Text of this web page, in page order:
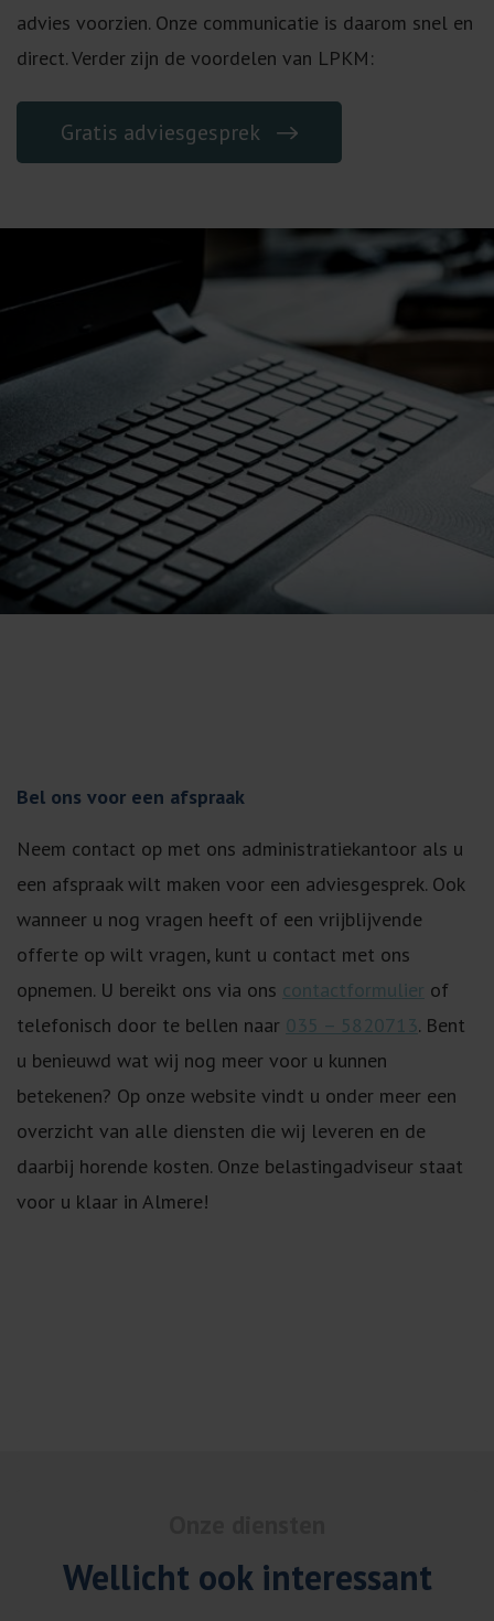
advies voorzien. Onze communicatie is daarom snel en
direct. Verder zijn de voordelen van LPKM:
Gratis adviesgesprek
Bel ons voor een afspraak
Neem contact op met ons administratiekantoor als u
een afspraak wilt maken voor een adviesgesprek. Ook
wanneer u nog vragen heeft of een vrijblijvende
offerte op wilt vragen, kunt u contact met ons
opnemen. U bereikt ons via ons contactformulier of
telefonisch door te bellen naar 035 – 5820713. Bent
u benieuwd wat wij nog meer voor u kunnen
betekenen? Op onze website vindt u onder meer een
overzicht van alle diensten die wij leveren en de
daarbij horende kosten. Onze belastingadviseur staat
voor u klaar in Almere!
Wellicht ook interessant